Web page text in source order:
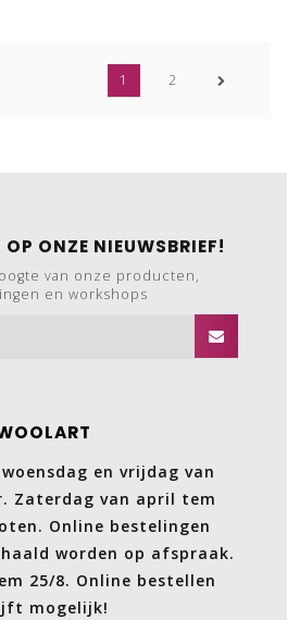
1 2
ONZE NIEUWSBRIEF!
van onze producten,
en workshops
en vrijdag van
Zaterdag van april tem
Online bestelingen
worden op afspraak.
25/8. Online bestellen
mogelijk!